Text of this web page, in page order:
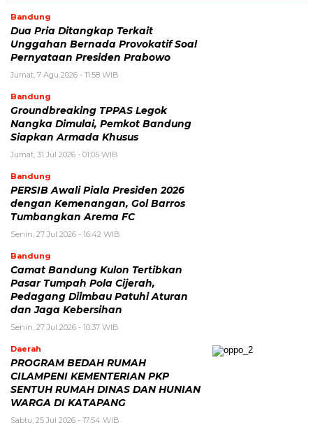
Bandung
Dua Pria Ditangkap Terkait
Unggahan Bernada Provokatif Soal
Pernyataan Presiden Prabowo
Jumat, 7 Agu 2026 - 11:58 WIB
Bandung
Groundbreaking TPPAS Legok
Nangka Dimulai, Pemkot Bandung
Siapkan Armada Khusus
Jumat, 31 Jul 2026 - 01:05 WIB
Bandung
PERSIB Awali Piala Presiden 2026
dengan Kemenangan, Gol Barros
Tumbangkan Arema FC
Senin, 27 Jul 2026 - 16:42 WIB
Bandung
Camat Bandung Kulon Tertibkan
Pasar Tumpah Pola Cijerah,
Pedagang Diimbau Patuhi Aturan
dan Jaga Kebersihan
Senin, 27 Jul 2026 - 10:37 WIB
Daerah
PROGRAM BEDAH RUMAH
CILAMPENI KEMENTERIAN PKP
SENTUH RUMAH DINAS DAN HUNIAN
WARGA DI KATAPANG
Sabtu, 25 Jul 2026 - 17:54 WIB